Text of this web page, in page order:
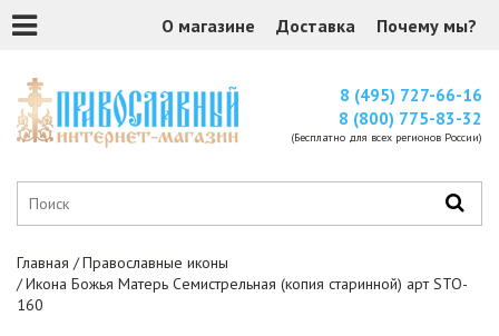
О магазине Доставка Почему мы?
8 (495) 727-66-16
8 (800) 775-83-32
(Бесплатно для всех регионов России)
Главная
Православные иконы
Икона Божья Матерь Семистрельная (копия старинной) арт STO-
160